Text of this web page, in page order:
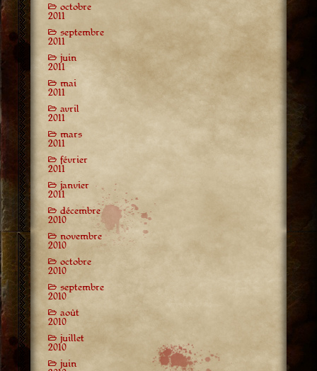
octobre
2011
septembre
2011
juin
2011
mai
2011
avril
2011
mars
2011
février
2011
janvier
2011
décembre
2010
novembre
2010
octobre
2010
septembre
2010
août
2010
juillet
2010
juin